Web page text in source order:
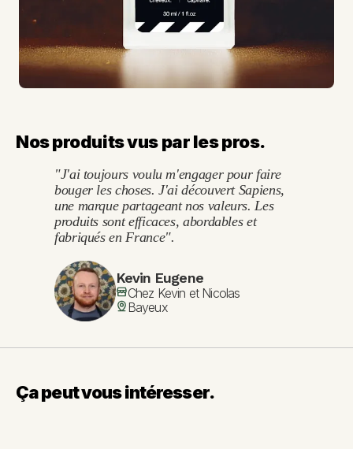
Nos produits vus par les pros.
"J'ai toujours voulu m'engager pour faire
bouger les choses. J'ai découvert Sapiens,
une marque partageant nos valeurs. Les
produits sont efficaces, abordables et
fabriqués en France".
Kevin Eugene
Chez Kevin et Nicolas
Bayeux
Ça peut vous intéresser.